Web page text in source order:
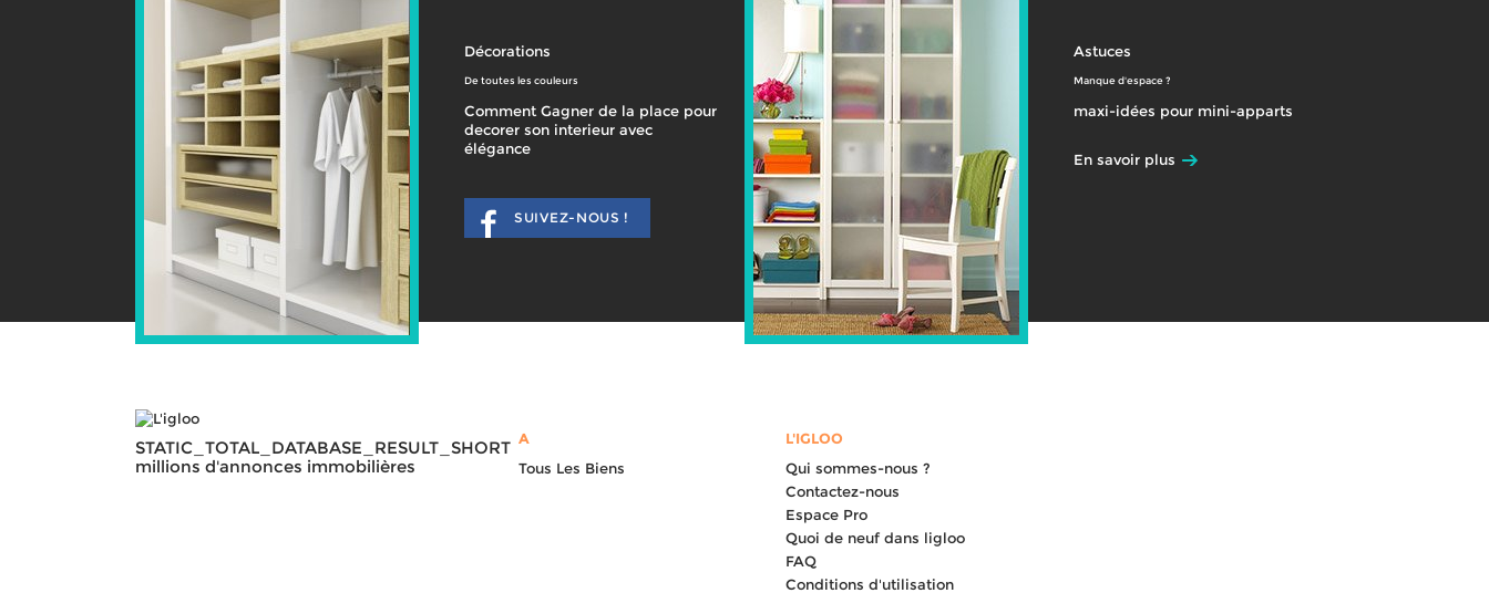
Décorations
De toutes les couleurs
Comment Gagner de la place pour
decorer son interieur avec
élégance
SUIVEZ-NOUS !
Astuces
Manque d'espace ?
maxi-idées pour mini-apparts
En savoir plus
STATIC_TOTAL_DATABASE_RESULT_SHORT
millions d'annonces immobilières
A
Tous Les Biens
L'IGLOO
Qui sommes-nous ?
Contactez-nous
Espace Pro
Quoi de neuf dans ligloo
FAQ
Conditions d'utilisation